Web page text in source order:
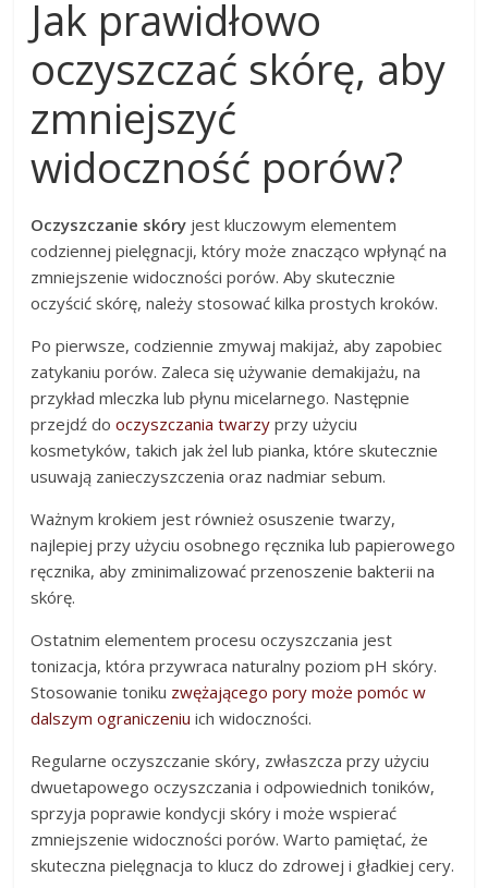
Jak prawidłowo
oczyszczać skórę, aby
zmniejszyć
widoczność porów?
Oczyszczanie skóry jest kluczowym elementem
codziennej pielęgnacji, który może znacząco wpłynąć na
zmniejszenie widoczności porów. Aby skutecznie
oczyścić skórę, należy stosować kilka prostych kroków.
Po pierwsze, codziennie zmywaj makijaż, aby zapobiec
zatykaniu porów. Zaleca się używanie demakijażu, na
przykład mleczka lub płynu micelarnego. Następnie
przejdź dooczyszczania twarzy przy użyciu
kosmetyków, takich jak żel lub pianka, które skutecznie
usuwają zanieczyszczenia oraz nadmiar sebum.
Ważnym krokiem jest również osuszenie twarzy,
najlepiej przy użyciu osobnego ręcznika lub papierowego
ręcznika, aby zminimalizować przenoszenie bakterii na
skórę.
Ostatnim elementem procesu oczyszczania jest
tonizacja, która przywraca naturalny poziom pH skóry.
Stosowanie toniku zwężającego pory może pomóc w
dalszym ograniczeniu ich widoczności.
Regularne oczyszczanie skóry, zwłaszcza przy użyciu
dwuetapowego oczyszczania i odpowiednich toników,
sprzyja poprawie kondycji skóry i może wspierać
zmniejszenie widoczności porów. Warto pamiętać, że
skuteczna pielęgnacja to klucz do zdrowej i gładkiej cery.